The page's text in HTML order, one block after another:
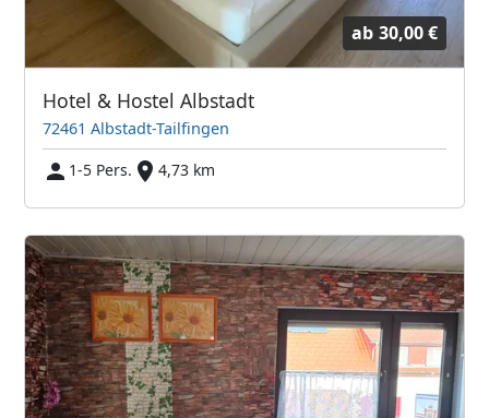
ab 30,00 €
Hotel & Hostel Albstadt
72461 Albstadt-Tailfingen
1-5 Pers.
4,73 km